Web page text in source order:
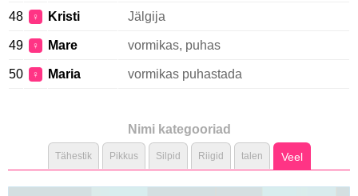
48 ♀ Kristi Jälgija
49 ♀ Mare vormikas, puhas
50 ♀ Maria vormikas puhastada
Nimi kategooriad
Tähestik Pikkus Silpid Riigid talen Veel